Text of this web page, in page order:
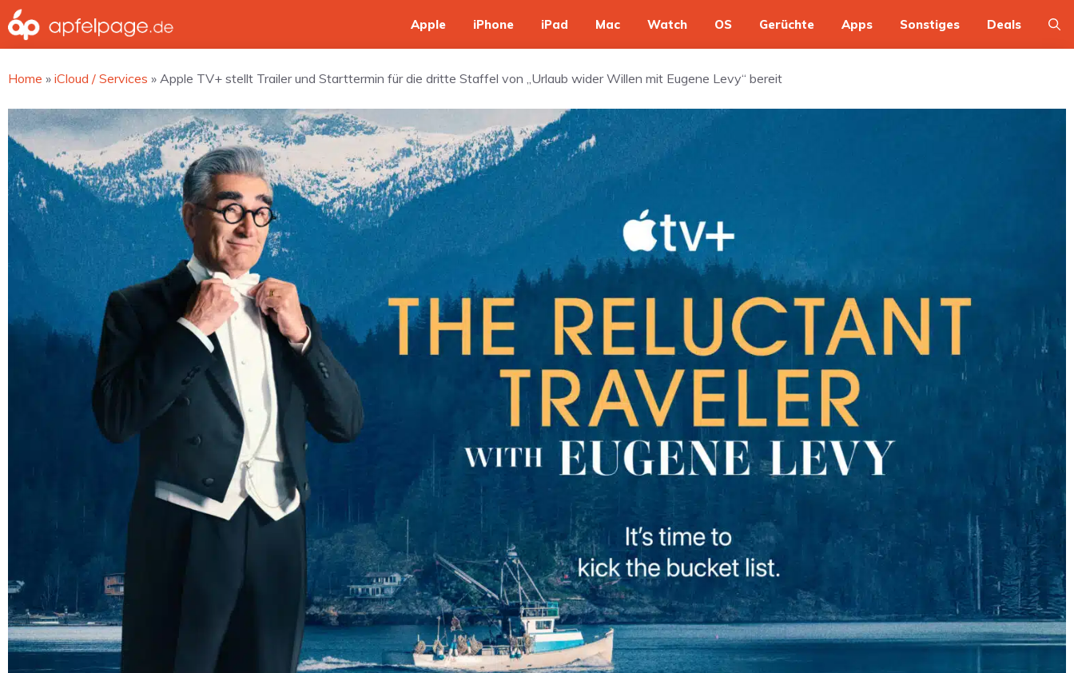
Zum
Inhalt
springen
Apple iPhone iPad Mac Watch OS Gerüchte Apps Sonstiges Deals
Home » iCloud / Services » Apple TV+ stellt Trailer und Starttermin für die dritte Staffel von „Urlaub wider Willen mit Eugene Levy“ bereit